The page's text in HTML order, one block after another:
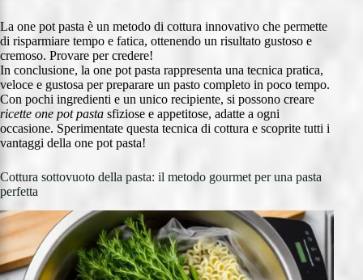
La one pot pasta è un metodo di cottura innovativo che permette
di risparmiare tempo e fatica, ottenendo un risultato gustoso e
cremoso. Provare per credere!
In conclusione, la one pot pasta rappresenta una tecnica pratica,
veloce e gustosa per preparare un pasto completo in poco tempo.
Con pochi ingredienti e un unico recipiente, si possono creare
ricette one pot pasta sfiziose e appetitose, adatte a ogni
occasione. Sperimentate questa tecnica di cottura e scoprite tutti i
vantaggi della one pot pasta!
Cottura sottovuoto della pasta: il metodo gourmet per una pasta
perfetta